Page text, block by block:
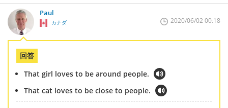
Paul
カナダ 2020/06/02 00:18
回答
That girl loves to be around people.
That cat loves to be close to people.